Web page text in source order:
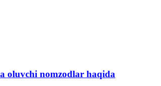
oluvchi nomzodlar haqida